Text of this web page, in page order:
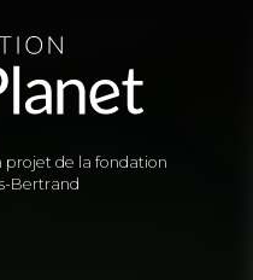
projet de la fondation
Bertrand